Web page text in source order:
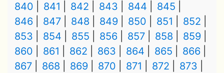
840
841 842 843 844
845
846
847 848 849 850 851
852
853
854 855 856 857 858
859
860
861 862 863 864 865
866
867
868 869 870 871 872
873